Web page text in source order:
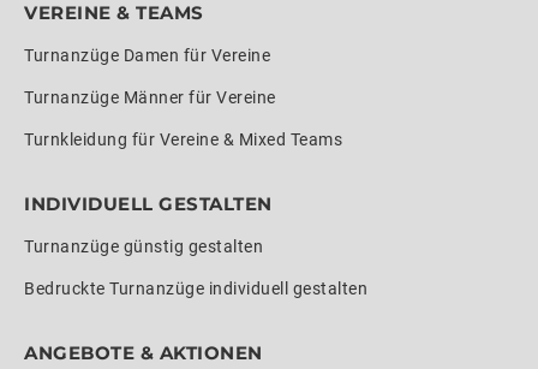
VEREINE & TEAMS
Turnanzüge Damen für Vereine
Turnanzüge Männer für Vereine
Turnkleidung für Vereine & Mixed Teams
INDIVIDUELL GESTALTEN
Turnanzüge günstig gestalten
Bedruckte Turnanzüge individuell gestalten
ANGEBOTE & AKTIONEN